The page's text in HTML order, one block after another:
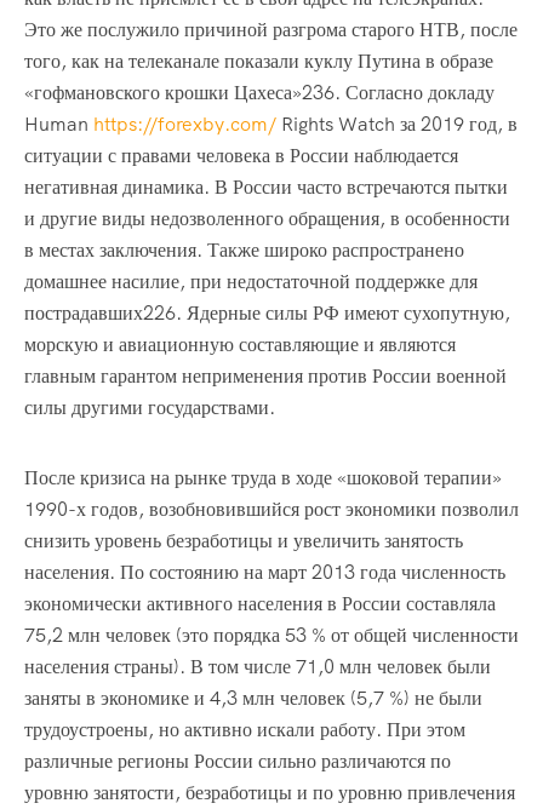
Это же послужило причиной разгрома старого НТВ, после
того, как на телеканале показали куклу Путина в образе
«гофмановского крошки Цахеса»236. Согласно докладу
Human https://forexby.com/ Rights Watch за 2019 год, в
ситуации с правами человека в России наблюдается
негативная динамика. В России часто встречаются пытки
и другие виды недозволенного обращения, в особенности
в местах заключения. Также широко распространено
домашнее насилие, при недостаточной поддержке для
пострадавших226. Ядерные силы РФ имеют сухопутную,
морскую и авиационную составляющие и являются
главным гарантом неприменения против России военной
силы другими государствами.
После кризиса на рынке труда в ходе «шоковой терапии»
1990-х годов, возобновившийся рост экономики позволил
снизить уровень безработицы и увеличить занятость
населения. По состоянию на март 2013 года численность
экономически активного населения в России составляла
75,2 млн человек (это порядка 53 % от общей численности
населения страны). В том числе 71,0 млн человек были
заняты в экономике и 4,3 млн человек (5,7 %) не были
трудоустроены, но активно искали работу. При этом
различные регионы России сильно различаются по
уровню занятости, безработицы и по уровню привлечения